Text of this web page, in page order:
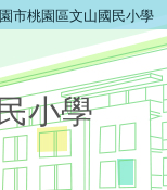
市桃園區文山國民小學
小學